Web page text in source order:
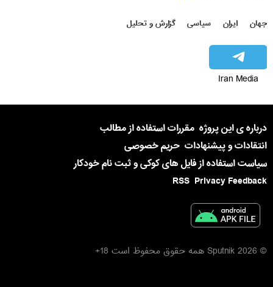
جهان ایران سیاسی گزارش و تحلیل
Iran Media
درباره ی این پروژه مقررات استفاده از مطالب
انتقادات و پیشنهادات حریم خصوصی
سیاست استفاده از فایل های کوکی و ثبت نام خودکار
Privacy Feedback
RSS
© 2026 Sputnik همه حقوق محفوظ است 18+